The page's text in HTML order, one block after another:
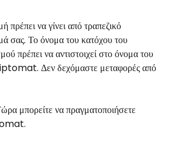
να γίνει από τραπεζικό
σας. Το όνομα του κατόχου του
πρέπει να αντιστοιχεί στο όνομα του
Δεν δεχόμαστε μεταφορές από
μπορείτε να πραγματοποιήσετε